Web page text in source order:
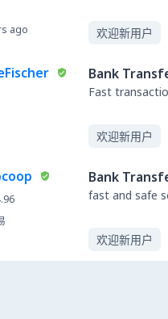
ago
欢迎新用户
Bank
Fast
欢迎新用户
Bank
fast and safe
欢迎新用户